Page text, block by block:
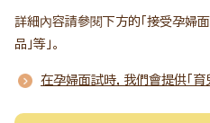
詳細內容請參閱下方的「接受孕婦面
品」等」。
在孕婦面試時，我們會提供「育